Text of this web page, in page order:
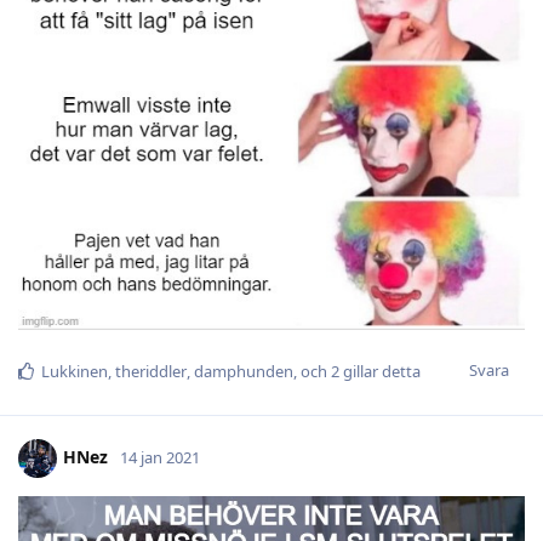
Svara
Lukkinen,theriddler,damphunden, och 2gillar detta
HNez 14 jan 2021